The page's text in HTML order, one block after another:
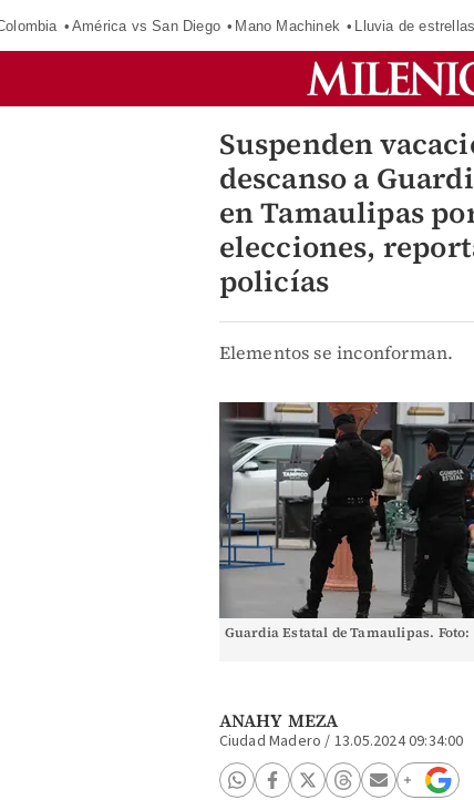
América vs San Diego Mano Machinek Lluvia de estrellas
Suspenden
descanso a
en Tamaulipas
elecciones,
policías
Elementos se inconforman.
Guardia Estatal de Tamaulipas. Foto:
ANAHY MEZA
Ciudad Madero / 13.05.2024 09:34:00